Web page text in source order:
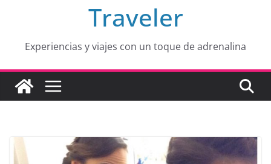
Traveler
Experiencias y viajes con un toque de adrenalina